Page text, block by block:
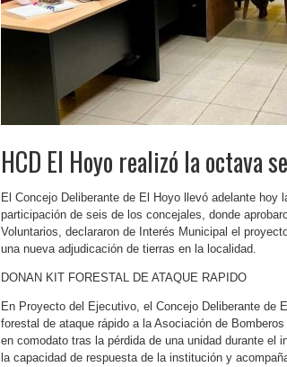
HCD El Hoyo realizó la octava
El Concejo Deliberante de El Hoyo llevó adelante hoy
participación de seis de los concejales, donde
Voluntarios, declararon de Interés Municipal el
una nueva adjudicación de tierras en la localidad.
DONAN KIT FORESTAL DE ATAQUE RAPIDO
En Proyecto del Ejecutivo, el Concejo Deliberante de
forestal de ataque rápido a la Asociación de
en comodato tras la pérdida de una unidad durante el
la capacidad de respuesta de la institución y